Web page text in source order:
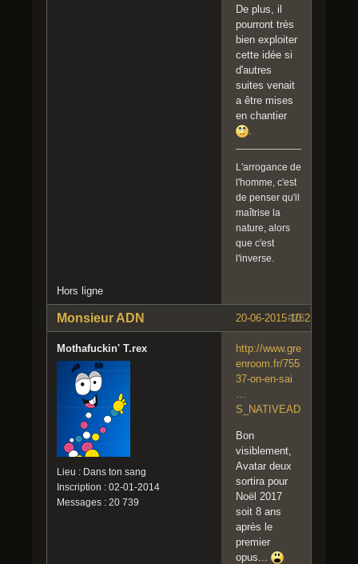
De plus, il
pourront très
bien exploiter
cette idée si
d'autres
suites venait
a être mises
en chantier
L'arrogance de
l'homme, c'est
de penser qu'il
maîtrise la
nature, alors
que c'est
l'inverse.
Hors ligne
#26
20-06-2015 10:25:14
Monsieur ADN
Mothafuckin' T.rex
Lieu : Dans ton sang
Inscription : 02-01-2014
Messages : 20 739
http://www.gre
enroom.fr/755
37-on-en-sai
S_NATIVEAD
Bon
visiblement,
Avatar deux
sortira pour
Noël 2017
soit 8 ans
après le
premier
opus...